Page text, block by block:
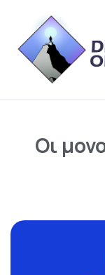
Οι